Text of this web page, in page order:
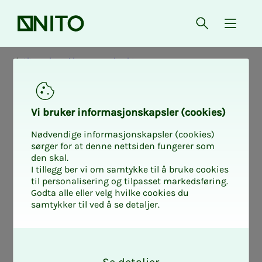
Forsiden Åpne søk
{
Alt om lønn i kommunal sektor
Ta­riff­av­ta­­­ler i
kom­­­mu­­­nal sek­
tor
Vi bru­ker in­for­ma­sjons­kaps­ler (cookies)
Nødvendige informasjonskapsler (cookies)
sørger for at denne nettsiden fungerer som
den skal.
I tillegg ber vi om samtykke til å bruke cookies
til personalisering og tilpasset markedsføring.
Godta alle eller velg hvilke cookies du
samtykker til ved å se detaljer.